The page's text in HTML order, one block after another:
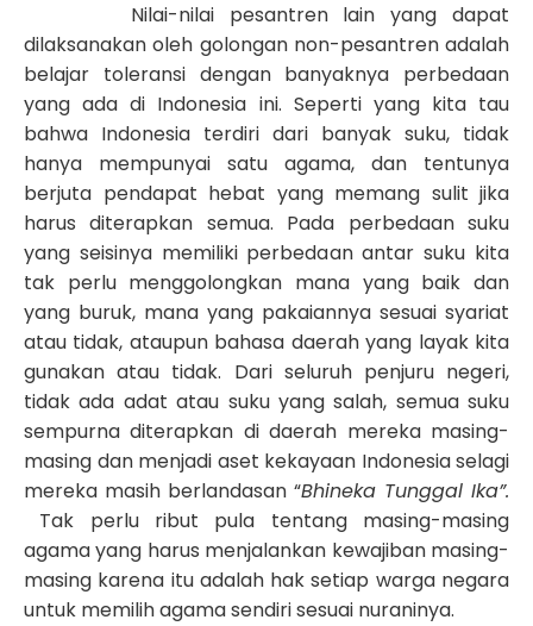
Nilai-nilai pesantren lain yang dapat
dilaksanakan oleh golongan non-pesantren adalah
belajar toleransi dengan banyaknya perbedaan
yang ada di Indonesia ini. Seperti yang kita tau
bahwa Indonesia terdiri dari banyak suku, tidak
hanya mempunyai satu agama, dan tentunya
berjuta pendapat hebat yang memang sulit jika
harus diterapkan semua. Pada perbedaan suku
yang seisinya memiliki perbedaan antar suku kita
tak perlu menggolongkan mana yang baik dan
yang buruk, mana yang pakaiannya sesuai syariat
atau tidak, ataupun bahasa daerah yang layak kita
gunakan atau tidak. Dari seluruh penjuru negeri,
tidak ada adat atau suku yang salah, semua suku
sempurna diterapkan di daerah mereka masing-
masing dan menjadi aset kekayaan Indonesia selagi
mereka masih berlandasan “Bhineka Tunggal Ika”.
Tak perlu ribut pula tentang masing-masing
agama yang harus menjalankan kewajiban masing-
masing karena itu adalah hak setiap warga negara
untuk memilih agama sendiri sesuai nuraninya.